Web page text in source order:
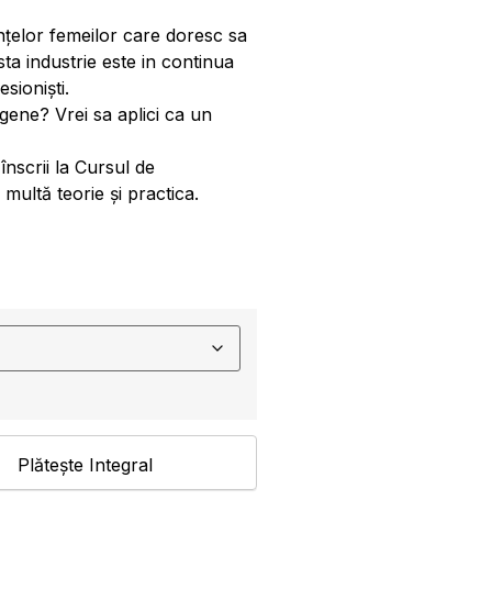
femeilor care doresc sa
industrie este in continua
Vrei sa aplici ca un
la Cursul de
teorie și practica.
Plătește Integral